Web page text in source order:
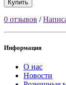
Купить
0 отзывов /
Информация
О нас
Новости